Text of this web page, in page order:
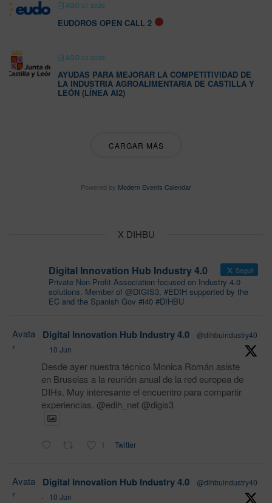
AGO 07 2026
EUDOROS OPEN CALL 2
AGO 07 2026
AYUDAS PARA MEJORAR LA COMPETITIVIDAD DE
LA INDUSTRIA AGROALIMENTARIA DE CASTILLA Y
LEÓN (LÍNEA AI2)
CARGAR MÁS
Powered by Modern Events Calendar
X DIHBU
Digital Innovation Hub Industry 4.0 Seguir
Private Non-Profit Association focused on Industry 4.0
solutions. Member of @DIGIS3, #EDIH supported by the
EC and the Spanish Gov #i40 #DIHBU
Avata
r
Digital Innovation Hub Industry 4.0
@dihbuindustry40
·
10 Jun
Desde ayer nuestra técnico Monica Román asiste
en Bruselas a la reunión anual de la red europea de
DIHs. Muy interesante el encuentro para compartir
experiencias. @edih_net @digis3
1 Twitter
Avata
r
Digital Innovation Hub Industry 4.0
@dihbuindustry40
·
10 Jun